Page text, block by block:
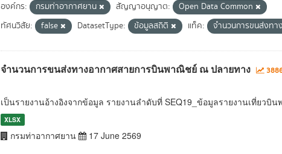
องค์กร: กรมท่าอากาศยาน สัญญาอนุญาต:
Open Data Common
ทัศนวิสัย:
false DatasetType: ข้อมูลสถิติ แท็ค: จำนวนการขนส่งท
จำนวนการขนส่งทางอากาศสายการบินพาณิชย์ ณ ปลายทาง
เป็นรายงานอ้างอิงจากข้อมูล รายงานลำดับที่ SEQ19_ข้อมูลรายงานเที่ยวบิ
XLSX
กรมท่าอากาศยาน 17 June 2569